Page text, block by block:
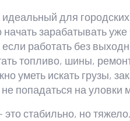
для
зарабатывать
работать без
топливо, шины,
уметь искать грузы,
попадаться на уловки
стабильно, но